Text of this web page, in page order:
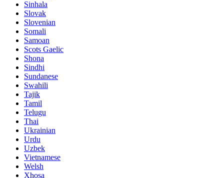
Sinhala
Slovak
Slovenian
Somali
Samoan
Scots Gaelic
Shona
Sindhi
Sundanese
Swahili
Tajik
Tamil
Telugu
Thai
Ukrainian
Urdu
Uzbek
Vietnamese
Welsh
Xhosa